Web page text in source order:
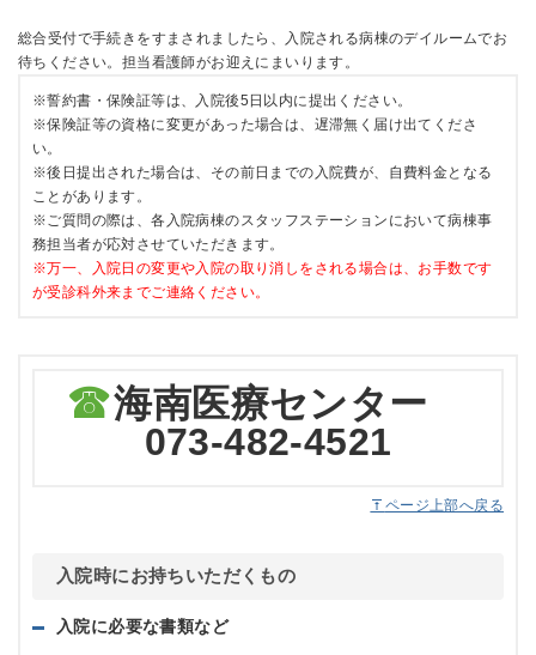
総合受付で手続きをすまされましたら、入院される病棟のデイルームでお
待ちください。担当看護師がお迎えにまいります。
※誓約書・保険証等は、入院後5日以内に提出ください。
※保険証等の資格に変更があった場合は、遅滞無く届け出てくださ
い。
※後日提出された場合は、その前日までの入院費が、自費料金となる
ことがあります。
※ご質問の際は、各入院病棟のスタッフステーションにおいて病棟事
務担当者が応対させていただきます。
※万一、入院日の変更や入院の取り消しをされる場合は、お手数です
が受診科外来までご連絡ください。
海南医療センター
073-482-4521
ページ上部へ戻る
入院時にお持ちいただくもの
入院に必要な書類など